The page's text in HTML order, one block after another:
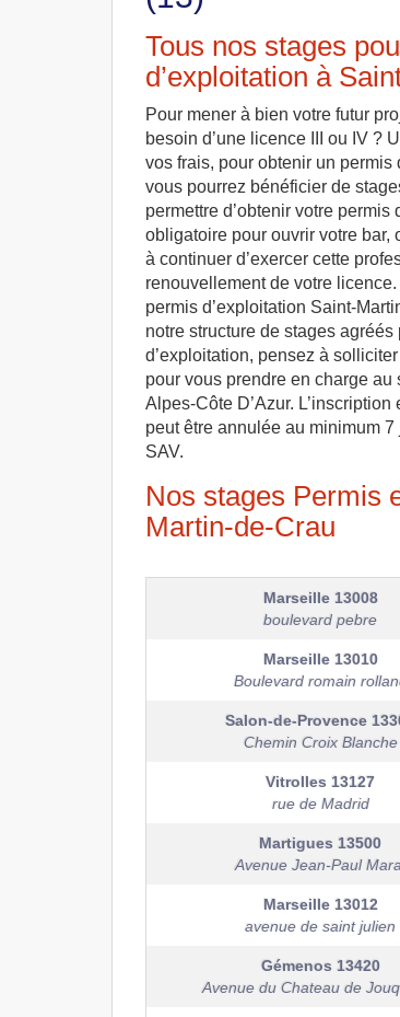
Tous nos stages
d’exploitation à
Pour mener à bien votre futur
besoin d’une licence III ou IV ?
vos frais, pour obtenir un permis
vous pourrez bénéficier de
permettre d’obtenir votre permis
obligatoire pour ouvrir votre bar,
à continuer d’exercer cette
renouvellement de votre
permis d’exploitation Saint-
notre structure de stages
d’exploitation, pensez à
pour vous prendre en charge
Alpes-Côte D’Azur.
peut être annulée au minimum
SAV.
Nos stages Permis
Martin-de-Crau
Marseille 13008
boulevard pebre
Marseille 13010
Boulevard romain
Salon-de-Provence
Chemin Croix Blanche
Vitrolles 13127
rue de Madrid
Martigues 13500
Avenue Jean-Paul
Marseille 13012
avenue de saint julien
Gémenos 13420
Avenue du Chateau de